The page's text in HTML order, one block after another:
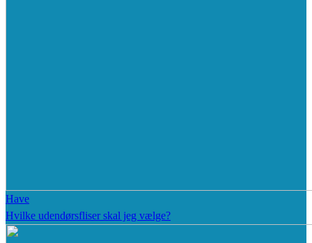
Have
Hvilke udendørsfliser skal jeg vælge?